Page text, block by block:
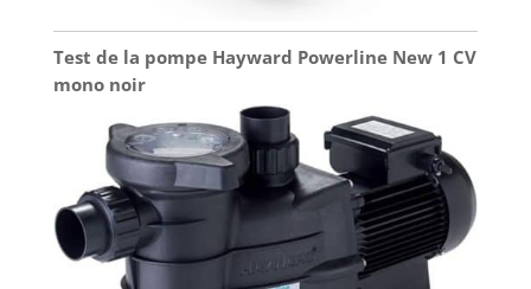
Test de la pompe Hayward Powerline New 1 CV
mono noir